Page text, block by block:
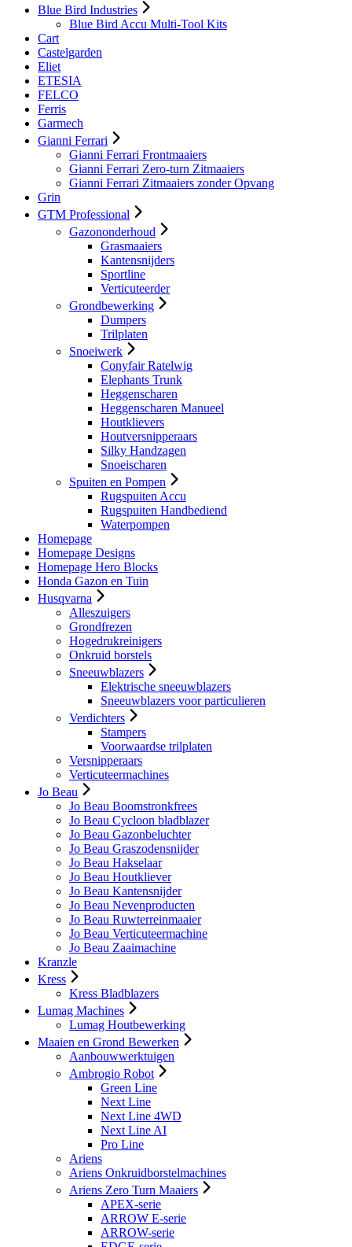
Blue Bird Industries
Blue Bird Accu Multi-Tool Kits
Cart
Castelgarden
Eliet
ETESIA
FELCO
Ferris
Garmech
Gianni Ferrari
Gianni Ferrari Frontmaaiers
Gianni Ferrari Zero-turn Zitmaaiers
Gianni Ferrari Zitmaaiers zonder Opvang
Grin
GTM Professional
Gazononderhoud
Grasmaaiers
Kantensnijders
Sportline
Verticuteerder
Grondbewerking
Dumpers
Trilplaten
Snoeiwerk
Conyfair Ratelwig
Elephants Trunk
Heggenscharen
Heggenscharen Manueel
Houtklievers
Houtversnipperaars
Silky Handzagen
Snoeischaren
Spuiten en Pompen
Rugspuiten Accu
Rugspuiten Handbediend
Waterpompen
Homepage
Homepage Designs
Homepage Hero Blocks
Honda Gazon en Tuin
Husqvarna
Alleszuigers
Grondfrezen
Hogedrukreinigers
Onkruid borstels
Sneeuwblazers
Elektrische sneeuwblazers
Sneeuwblazers voor particulieren
Verdichters
Stampers
Voorwaardse trilplaten
Versnipperaars
Verticuteermachines
Jo Beau
Jo Beau Boomstronkfrees
Jo Beau Cycloon bladblazer
Jo Beau Gazonbeluchter
Jo Beau Graszodensnijder
Jo Beau Hakselaar
Jo Beau Houtkliever
Jo Beau Kantensnijder
Jo Beau Nevenproducten
Jo Beau Ruwterreinmaaier
Jo Beau Verticuteermachine
Jo Beau Zaaimachine
Kranzle
Kress
Kress Bladblazers
Lumag Machines
Lumag Houtbewerking
Maaien en Grond Bewerken
Aanbouwwerktuigen
Ambrogio Robot
Green Line
Next Line
Next Line 4WD
Next Line AI
Pro Line
Ariens
Ariens Onkruidborstelmachines
Ariens Zero Turn Maaiers
APEX-serie
ARROW E-serie
ARROW-serie